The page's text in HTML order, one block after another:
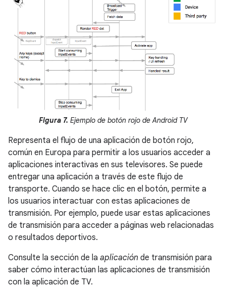
Figura 7. Ejemplo de botón rojo de Android TV
Representa el flujo de una aplicación de botón rojo,
común en Europa para permitir a los usuarios acceder a
aplicaciones interactivas en sus televisores. Se puede
entregar una aplicación a través de este flujo de
transporte. Cuando se hace clic en el botón, permite a
los usuarios interactuar con estas aplicaciones de
transmisión. Por ejemplo, puede usar estas aplicaciones
de transmisión para acceder a páginas web relacionadas
o resultados deportivos.
Consulte la sección de la aplicación de transmisión para
saber cómo interactúan las aplicaciones de transmisión
con la aplicación de TV.